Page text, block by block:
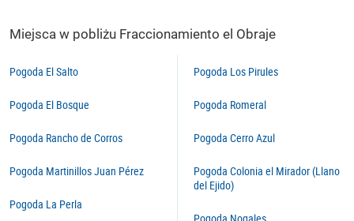
Miejsca w pobliżu Fraccionamiento el Obraje
Pogoda El Salto
Pogoda El Bosque
Pogoda Rancho de Corros
Pogoda Martinillos Juan Pérez
Pogoda La Perla
Pogoda Los Pirules
Pogoda Romeral
Pogoda Cerro Azul
Pogoda Colonia el Mirador (Llano
del Ejido)